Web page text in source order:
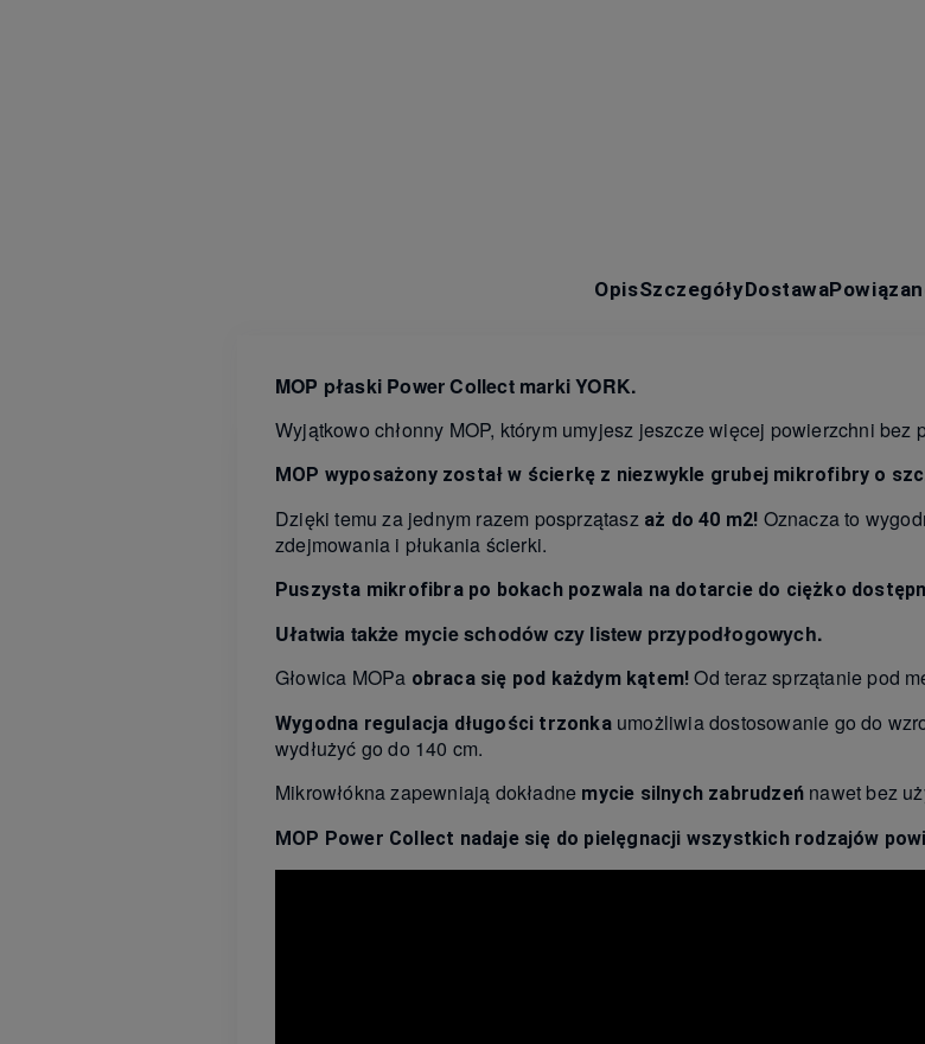
OpisSzczegółyDostawa
MOP płaski Power Collect marki YORK.
Wyjątkowo chłonny MOP, którym umyjesz jeszcze więcej powierzchni bez
MOP wyposażony został w ścierkę z niezwykle grubej mikrofibry o
Dzięki temu za jednym razem posprzątasz aż do 40 m2! Oznacza to
zdejmowania i płukania ścierki.
Puszysta mikrofibra po bokach pozwala na dotarcie do ciężko
Ułatwia także mycie schodów czy listew przypodłogowych.
Głowica MOPa obraca się pod każdym kątem! Od teraz sprzątanie pod
Wygodna regulacja długości trzonkaumożliwia dostosowanie go do
wydłużyć go do 140 cm.
Mikrowłókna zapewniają dokładne mycie silnych zabrudzeń nawet bez
MOP Power Collect nadaje się do pielęgnacji wszystkich rodzajów